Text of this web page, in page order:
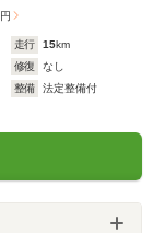
円
走行 15km
修復
なし
整備
法定整備付